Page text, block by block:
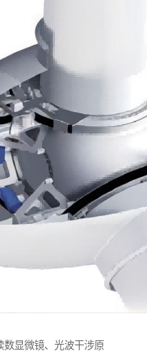
显微镜、光波干涉原